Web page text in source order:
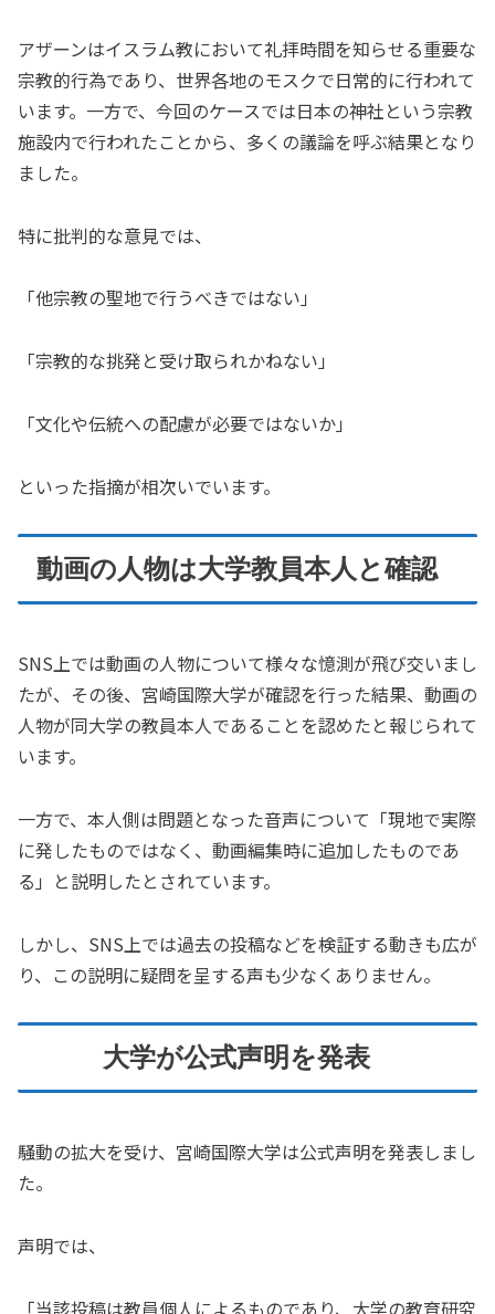
アザーンはイスラム教において礼拝時間を知らせる重要な
宗教的行為であり、世界各地のモスクで日常的に行われて
います。一方で、今回のケースでは日本の神社という宗教
施設内で行われたことから、多くの議論を呼ぶ結果となり
ました。
特に批判的な意見では、
「他宗教の聖地で行うべきではない」
「宗教的な挑発と受け取られかねない」
「文化や伝統への配慮が必要ではないか」
といった指摘が相次いでいます。
動画の人物は大学教員本人と確認
SNS上では動画の人物について様々な憶測が飛び交いまし
たが、その後、宮崎国際大学が確認を行った結果、動画の
人物が同大学の教員本人であることを認めたと報じられて
います。
一方で、本人側は問題となった音声について「現地で実際
に発したものではなく、動画編集時に追加したものであ
る」と説明したとされています。
しかし、SNS上では過去の投稿などを検証する動きも広が
り、この説明に疑問を呈する声も少なくありません。
大学が公式声明を発表
騒動の拡大を受け、宮崎国際大学は公式声明を発表しまし
た。
声明では、
「当該投稿は教員個人によるものであり、大学の教育研究